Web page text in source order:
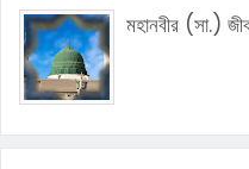
মহানবীর (সা.)